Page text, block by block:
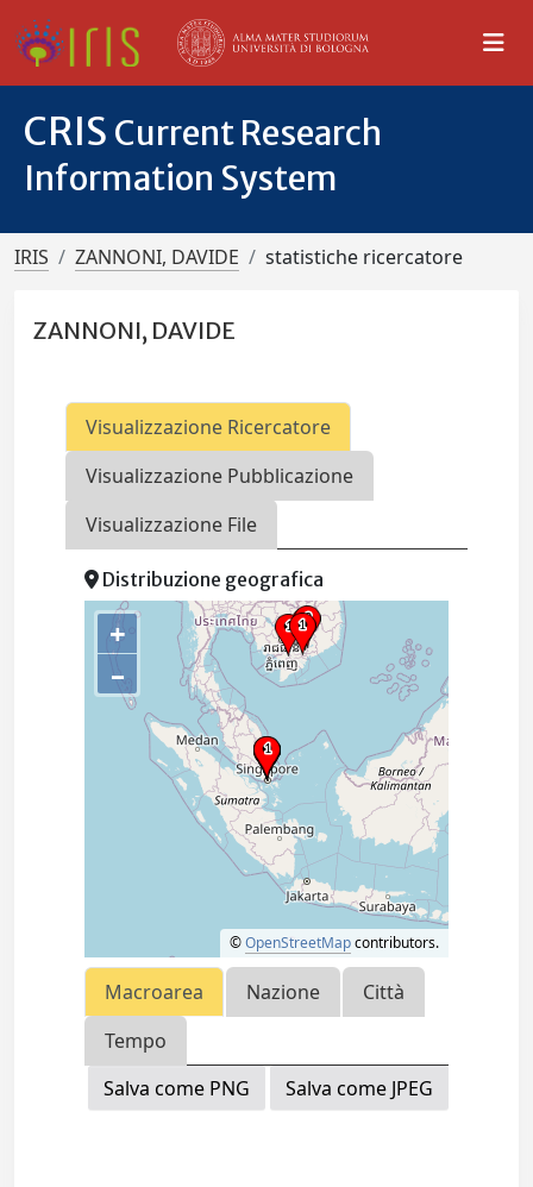
CRIS Current Research
Information System
IRIS ZANNONI, DAVIDE statistiche ricercatore
ZANNONI, DAVIDE
Visualizzazione Ricercatore
Visualizzazione Pubblicazione
Visualizzazione File
Distribuzione geografica
+
–
©OpenStreetMapcontributors.
Macroarea Nazione
Città
Tempo
Salva come PNG
Salva come JPEG